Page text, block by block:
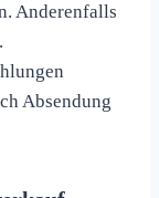
Anderenfalls
Absendung